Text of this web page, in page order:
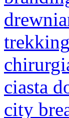
ciasta
city